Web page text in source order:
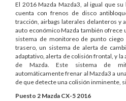
El 2016 Mazda Mazda3, al igual que
cuenta con frenos de disco
tracción, airbags laterales delanteros y
auto económico Mazda también ofrece
sistema de monitoreo de punto
trasero, un sistema de alerta de
adaptativo, alerta de colisión frontal, y
de Mazda. Este sistema de
automáticamente frenar al Mazda3 a
de que detecte una colisión inminente,
Puesto 2 Mazda CX-5 2016